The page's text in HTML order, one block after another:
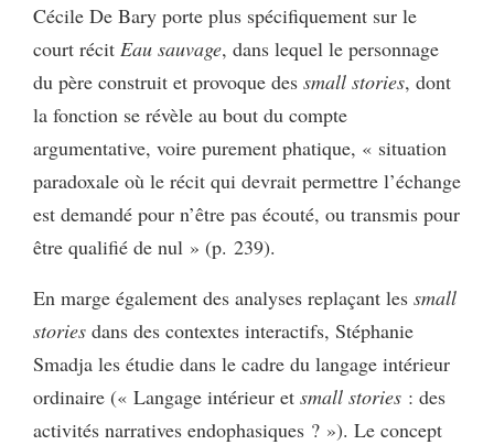
Cécile De Bary porte plus spécifiquement sur le
court récit Eau sauvage, dans lequel le personnage
du père construit et provoque des small stories, dont
la fonction se révèle au bout du compte
argumentative, voire purement phatique, « situation
paradoxale où le récit qui devrait permettre l’échange
est demandé pour n’être pas écouté, ou transmis pour
être qualifié de nul » (p. 239).
En marge également des analyses replaçant les small
stories dans des contextes interactifs, Stéphanie
Smadja les étudie dans le cadre du langage intérieur
ordinaire (« Langage intérieur et small stories : des
activités narratives endophasiques ? »). Le concept